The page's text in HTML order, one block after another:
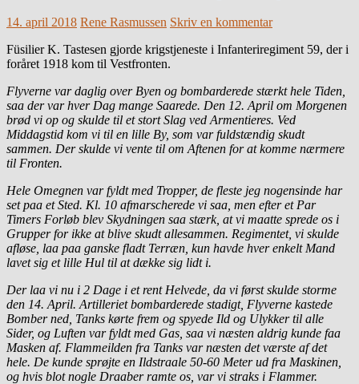
14. april 2018 Rene Rasmussen Skriv en kommentar
Füsilier K. Tastesen gjorde krigstjeneste i Infanteriregiment 59, der i
foråret 1918 kom til Vestfronten.
Flyverne var daglig over Byen og bombarderede stærkt hele Tiden,
saa der var hver Dag mange Saarede. Den 12. April om Morgenen
brød vi op og skulde til et stort Slag ved Armentieres. Ved
Middagstid kom vi til en lille By, som var fuldstændig skudt
sammen. Der skulde vi vente til om Aftenen for at komme nærmere
til Fronten.
Hele Omegnen var fyldt med Tropper, de fleste jeg nogensinde har
set paa et Sted. Kl. 10 afmarscherede vi saa, men efter et Par
Timers Forløb blev Skydningen saa stærk, at vi maatte sprede os i
Grupper for ikke at blive skudt allesammen. Regimentet, vi skulde
afløse, laa paa ganske fladt Terræn, kun havde hver enkelt Mand
lavet sig et lille Hul til at dække sig lidt i.
Der laa vi nu i 2 Dage i et rent Helvede, da vi først skulde storme
den 14. April. Artilleriet bombarderede stadigt, Flyverne kastede
Bomber ned, Tanks kørte frem og spyede Ild og Ulykker til alle
Sider, og Luften var fyldt med Gas, saa vi næsten aldrig kunde faa
Masken af. Flammeilden fra Tanks var næsten det værste af det
hele. De kunde sprøjte en Ildstraale 50-60 Meter ud fra Maskinen,
og hvis blot nogle Draaber ramte os, var vi straks i Flammer.